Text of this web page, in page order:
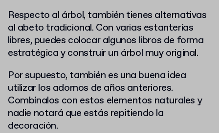
Respecto al árbol, también tienes alternativas
al abeto tradicional. Con varias estanterías
libres, puedes colocar algunos libros de forma
estratégica y construir un árbol muy original.
Por supuesto, también es una buena idea
utilizar los adornos de años anteriores.
Combínalos con estos elementos naturales y
nadie notará que estás repitiendo la
decoración.